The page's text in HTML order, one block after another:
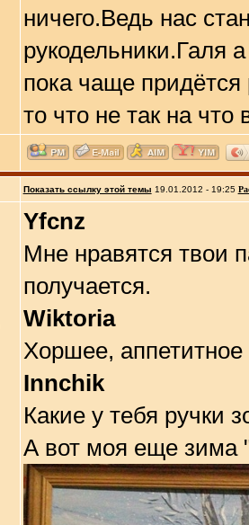
ничего.Ведь нас
рукодельники.Галя
пока чаще придётся
то что не так на
Показать ссылку этой темы 19.01.2012 - 19:25
Yfcnz
Мне нравятся твои
получается.
Wiktoria
Хоршее, аппетитное
Innchik
Какие у тебя ручки
А вот моя еще зима